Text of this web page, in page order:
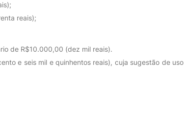
reais);
de R$10.000,00 (dez mil reais).
e seis mil e quinhentos reais), cuja sugestão de uso